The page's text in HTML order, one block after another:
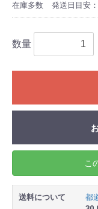
在庫多数 発送日目安
数量
こ
送料について
都